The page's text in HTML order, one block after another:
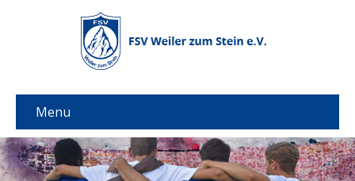
Menu